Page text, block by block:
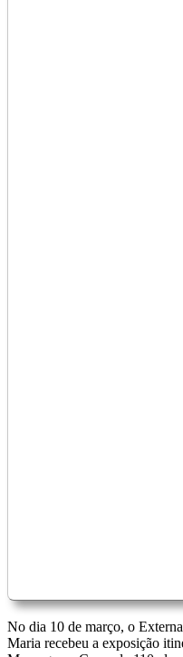
No dia 10 de março, o
Maria recebeu a exposição